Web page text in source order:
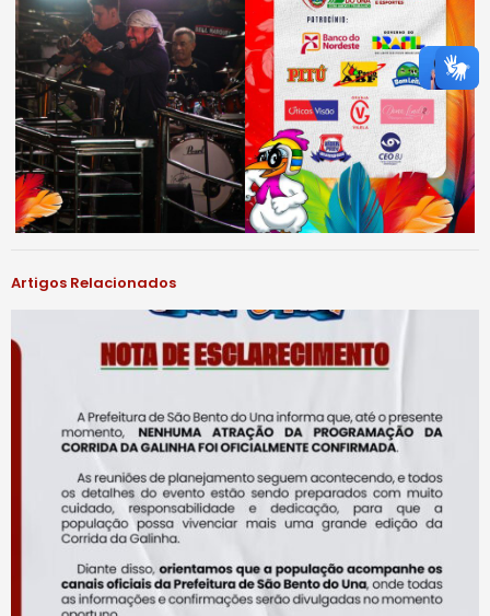
Artigos Relacionados